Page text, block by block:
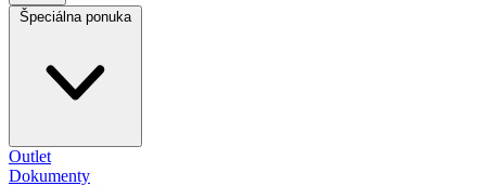
Špeciálna ponuka
Outlet
Dokumenty